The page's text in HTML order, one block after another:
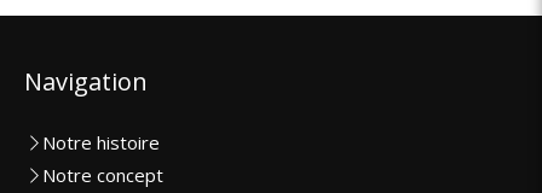
Navigation
Notre histoire
Notre concept